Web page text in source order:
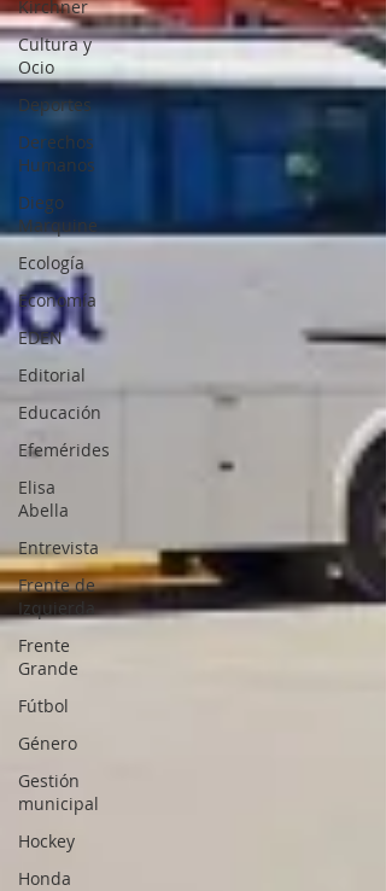
Kirchner
Cultura y
Ocio
Deportes
Derechos
Humanos
Diego
Marquine
Ecología
Economía
EDEN
Editorial
Educación
Efemérides
Elisa
Abella
Entrevista
Frente de
Izquierda
Frente
Grande
Fútbol
Género
Gestión
municipal
Hockey
Honda